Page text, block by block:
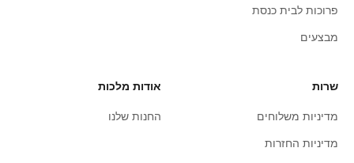
פרוכות לבית כנסת
מבצעים
שרות
מדיניות משלוחים
מדיניות החזרות
אודות מלכות
החנות שלנו